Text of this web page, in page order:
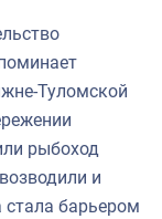
Туломской
рыбоход
и
барьером